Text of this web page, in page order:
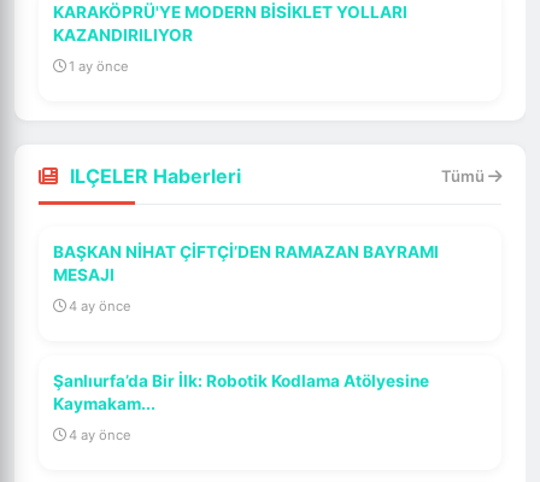
KARAKÖPRÜ'YE MODERN BİSİKLET YOLLARI
KAZANDIRILIYOR
1 ay önce
ILÇELER Haberleri Tümü
BAŞKAN NİHAT ÇİFTÇİ’DEN RAMAZAN BAYRAMI
MESAJI
4 ay önce
Şanlıurfa’da Bir İlk: Robotik Kodlama Atölyesine
Kaymakam...
4 ay önce